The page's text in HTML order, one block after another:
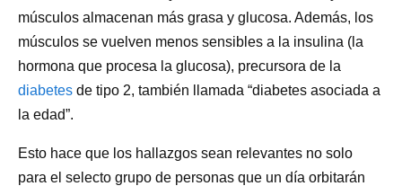
músculos almacenan más grasa y glucosa. Además, los
músculos se vuelven menos sensibles a la insulina (la
hormona que procesa la glucosa), precursora de la
diabetes de tipo 2, también llamada “diabetes asociada a
la edad”.
Esto hace que los hallazgos sean relevantes no solo
para el selecto grupo de personas que un día orbitarán